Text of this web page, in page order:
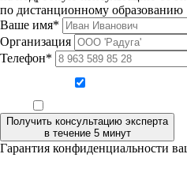
по дистанционному образованию
Ваше имя*
Организация
Телефон*
Получить консультацию эксперта
в течение 5 минут
Гарантия конфиденциальности